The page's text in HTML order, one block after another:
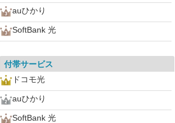
auひかり
SoftBank 光
付帯サービス
ドコモ光
auひかり
SoftBank 光